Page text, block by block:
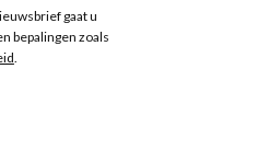
gaat u
bepalingen zoals